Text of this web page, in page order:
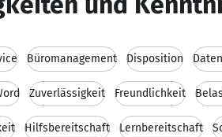
Büromanagement Disposition
Zuverlässigkeit Freundlichkeit
Hilfsbereitschaft Lernbereitschaft